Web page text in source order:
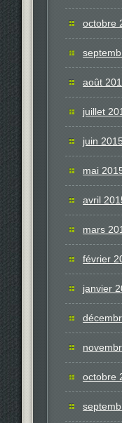
octobre
août
juillet
juin
mai
avril
mars
février
janvier
octobre